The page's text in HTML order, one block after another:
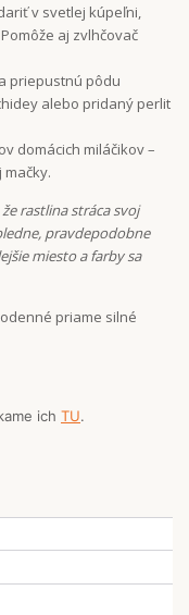
v svetlej kúpeľni,
aj zvlhčovač
priepustnú pôdu
alebo pridaný perlit
domácich miláčikov –
mačky.
rastlina stráca svoj
pravdepodobne
miesto a farby sa
priame silné
ich TU.